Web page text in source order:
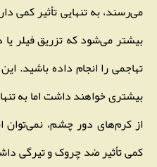
می‌رسند، به تنهایی تأثیر کمی
بیشتر می‌شود که تزریق فیلر
تهاجمی را انجام داده باشید.
بیشتری خواهند داشت اما به
از کرم‌های دور چشم، نمی‌توان
کمی تأثیر ضد چروک و تیرگی